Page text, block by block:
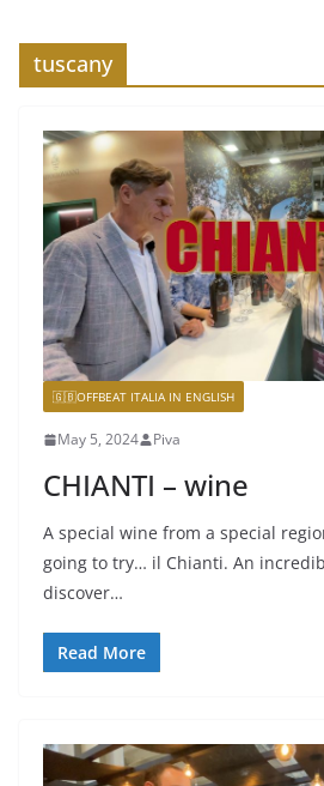
tuscany
🇬🇧OFFBEAT ITALIA IN ENGLISH
May 5, 2024 Piva
CHIANTI – wine
A special wine from a special
going to try… il Chianti. An
discover…
Read More